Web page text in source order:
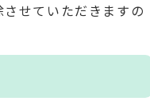
せていただきますの